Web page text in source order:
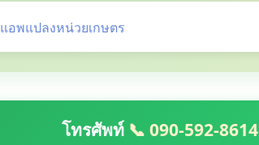
แอพแปลงหน่วยเกษตร
โทรศัพท์ 📞 090-592-8614